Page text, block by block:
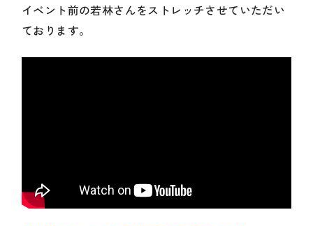
イベント前の若林さんをストレッチさせていただい
ております。